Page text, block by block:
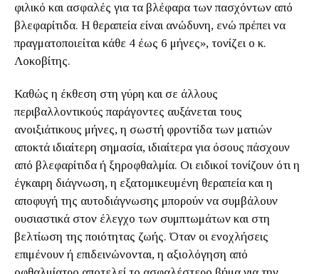
φιλικό και ασφαλές για τα βλέφαρα των πασχόντων από
βλεφαρίτιδα. Η θεραπεία είναι ανώδυνη, ενώ πρέπει να
πραγματοποιείται κάθε 4 έως 6 μήνες», τονίζει ο κ.
Λοκοβίτης.
Καθώς η έκθεση στη γύρη και σε άλλους
περιβαλλοντικούς παράγοντες αυξάνεται τους
ανοιξιάτικους μήνες, η σωστή φροντίδα των ματιών
αποκτά ιδιαίτερη σημασία, ιδιαίτερα για όσους πάσχουν
από βλεφαρίτιδα ή ξηροφθαλμία. Οι ειδικοί τονίζουν ότι η
έγκαιρη διάγνωση, η εξατομικευμένη θεραπεία και η
αποφυγή της αυτοδιάγνωσης μπορούν να συμβάλουν
ουσιαστικά στον έλεγχο των συμπτωμάτων και στη
βελτίωση της ποιότητας ζωής. Όταν οι ενοχλήσεις
επιμένουν ή επιδεινώνονται, η αξιολόγηση από